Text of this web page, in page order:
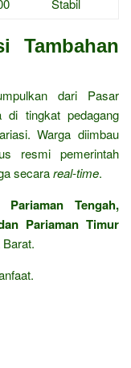
Stabil
Tambahan
dari Pasar
di tingkat pedagang
Warga diimbau
resmi pemerintah
secarareal-time.
Pariaman Tengah,
Pariaman Timur